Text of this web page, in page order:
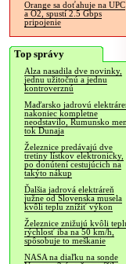
Orange sa doťahuje na UPC
a O2, spustí 2.5 Gbps
pripojenie
Top správy
Alza nasadila dve novinky,
jednu užitočnú a jednu
kontroverznú
Maďarsko jadrovú
nakoniec kompletne
neodstavilo, Rumunsko
tok Dunaja
Železnice predávajú dve
tretiny lístkov elektronicky,
po donútení cestujúcich na
takýto nákup
Ďalšia jadrová elektráreň
južne od Slovenska musela
kvôli teplu znížiť výkon
Železnice znižujú kvôli
rýchlosť iba na 50 km/h,
spôsobuje to meškanie
NASA na diaľku na sonde